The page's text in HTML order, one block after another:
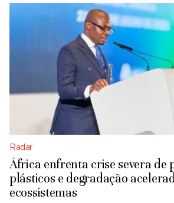
Radar
África enfrenta crise severa de
plásticos e degradação
ecossistemas